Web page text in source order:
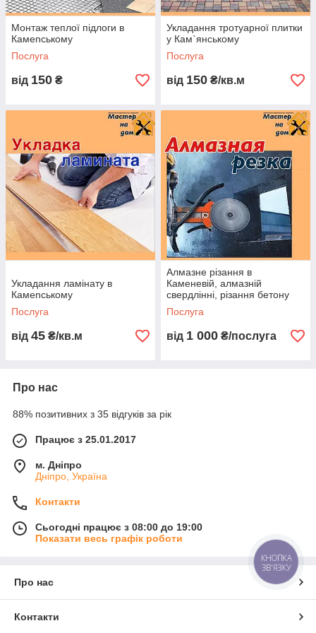
Монтаж теплої підлоги в
Камenському
Послуга
від 150 ₴
Укладання тротуарної плитки
у Кам`янському
Послуга
від 150 ₴/кв.м
Укладання ламінату в
Камenському
Послуга
від 45 ₴/кв.м
Алмазне різання в
Каменевій, алмазній
свердлінні, різання бетону
Послуга
від 1 000 ₴/послуга
Про нас
88% позитивних з 35 відгуків за рік
Працює з 25.01.2017
м. Дніпро
Дніпро, Україна
Контакти
Сьогодні працює з 08:00 до 19:00
Показати весь графік роботи
Про нас
Контакти
КНОПКА
ЗВ'ЯЗКУ